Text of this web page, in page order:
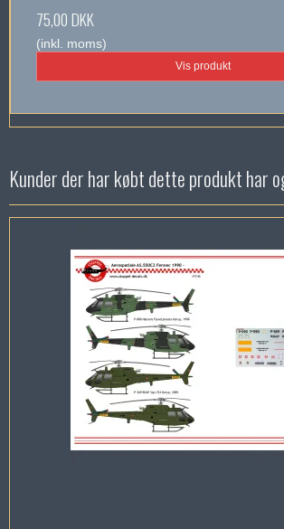
75,00 DKK
(inkl. moms)
Vis produkt
Kunder der har købt dette produkt har